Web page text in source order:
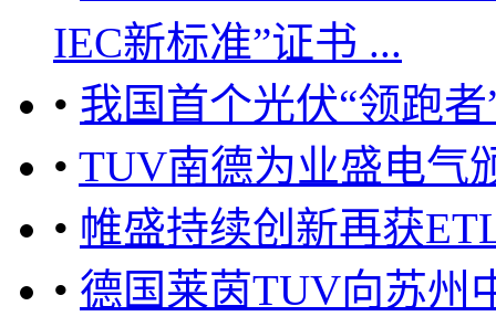
IEC新标准”证书 ...
• 我国首个光伏“领跑
• TUV南德为业盛电气
• 帷盛持续创新再获
• 德国莱茵TUV向苏州